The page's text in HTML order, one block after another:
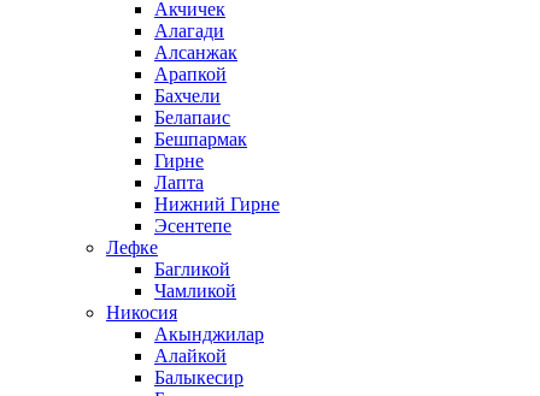
Акчичек
Алагади
Алсанжак
Арапкой
Бахчели
Белапаис
Бешпармак
Гирне
Лапта
Нижний Гирне
Эсентепе
Лефке
Багликой
Чамликой
Никосия
Акынджилар
Алайкой
Балыкесир